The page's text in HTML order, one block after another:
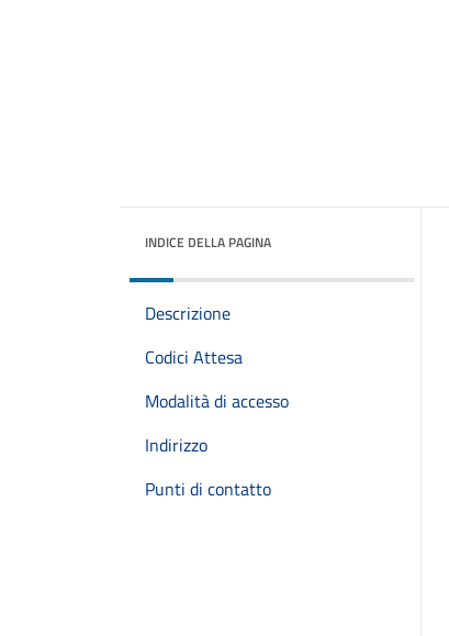
INDICE DELLA PAGINA
Descrizione
Codici Attesa
Modalità di accesso
Indirizzo
Punti di contatto